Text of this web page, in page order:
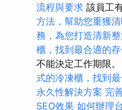
流程與要求 該員工
方法，幫助您重獲
務，為您打造清新
櫃，找到最合適的
不能決定工作期限
式的冷凍櫃，找到
永久性解決方案 完
SEO效果 如何辦理